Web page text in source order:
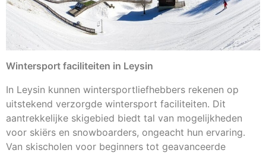
Wintersport faciliteiten in Leysin
In Leysin kunnen wintersportliefhebbers rekenen op
uitstekend verzorgde wintersport faciliteiten. Dit
aantrekkelijke skigebied biedt tal van mogelijkheden
voor skiërs en snowboarders, ongeacht hun ervaring.
Van skischolen voor beginners tot geavanceerde